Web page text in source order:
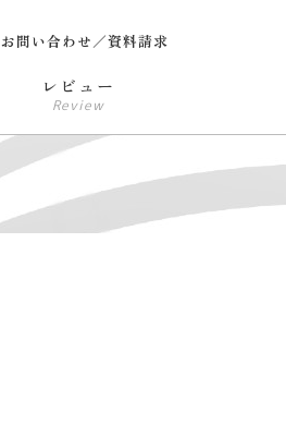
お問い合わせ／資料請求
レビュー
Review